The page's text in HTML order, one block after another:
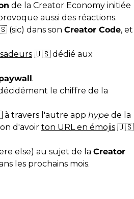
de la Creator Economy initiée
aussi des réactions.
(sic) dans son Creator Code, et
🇺🇸 dédié aux
.
le chiffre de la
travers l'autre app hype de la
d'avoir ton URL en émojis 🇺🇸
else) au sujet de la Creator
les prochains mois.